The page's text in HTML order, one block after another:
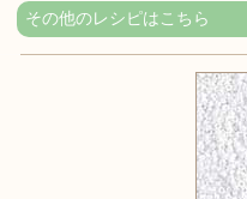
その他のレシピはこちら